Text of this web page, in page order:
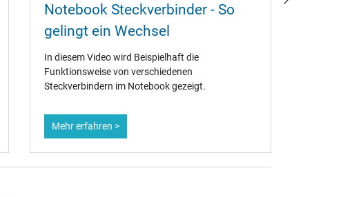
Notebook Steckverbinder - So
gelingt ein Wechsel
In diesem Video wird Beispielhaft die
Funktionsweise von verschiedenen
Steckverbindern im Notebook gezeigt.
Mehr erfahren >